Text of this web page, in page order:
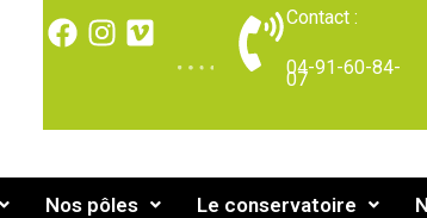
Contact :
04-91-60-84-
07
Nos pôles Le conservatoire